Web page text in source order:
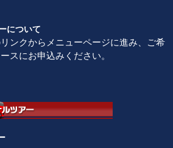
について
ンクからメニューページに進み、ご希
スにお申込みください。